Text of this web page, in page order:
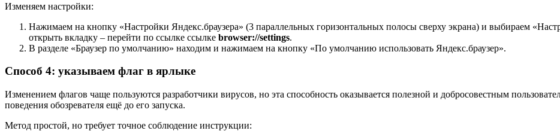
Изменяем настройки:
Нажимаем на кнопку «Настройки Яндекс.браузера» (3 параллельных горизонтальных полосы сверху экрана) и выбираем
открыть вкладку – перейти по ссылке ссылке browser://settings.
В разделе «Браузер по умолчанию» находим и нажимаем на кнопку «По умолчанию использовать Яндекс.браузер».
Способ 4: указываем флаг в ярлыке
Изменением флагов чаще пользуются разработчики вирусов, но эта способность оказывается полезной и добросовестным
поведения обозревателя ещё до его запуска.
Метод простой, но требует точное соблюдение инструкции: